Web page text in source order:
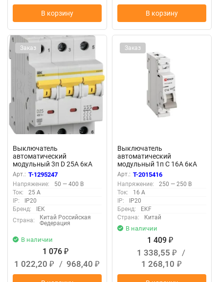
В корзину В корзину
Заказ
Выключатель
автоматический
модульный 3п D 25А 6кА
ВА47-60M KARAT IEK
MVA31-3-025-D
Арт.: T-1295247
Напряжение:
50 — 400 В
Ток:
25 А
IP:
IP20
Бренд:
IEK
Страна:
Китай Российская
Федерация
В наличии
1 076 ₽
1 022,20 ₽ / 968,40 ₽
Заказ
Выключатель
автоматический
модульный 1п C 16А 6кА
ВА 47-63N DC PROxima EKF
M63DC6116C
Арт.: T-2015416
Напряжение:
250 — 250 В
Ток:
16 А
IP:
IP20
Бренд:
EKF
Страна:
Китай
В наличии
1 409 ₽
1 338,55 ₽
/
1 268,10 ₽